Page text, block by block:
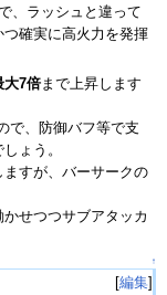
、ラッシュと違って
確実に高火力を発揮
大7倍まで上昇します
で、防御バフ等で支
ょう。
すが、バーサークの
せつつサブアタッカ
↑
[編集]